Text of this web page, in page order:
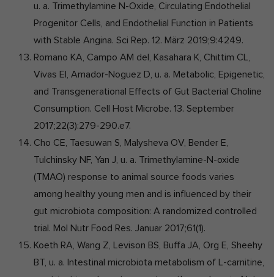
u. a. Trimethylamine N-Oxide, Circulating Endothelial
Progenitor Cells, and Endothelial Function in Patients
with Stable Angina. Sci Rep. 12. März 2019;9:4249.
Romano KA, Campo AM del, Kasahara K, Chittim CL,
Vivas EI, Amador-Noguez D, u. a. Metabolic, Epigenetic,
and Transgenerational Effects of Gut Bacterial Choline
Consumption. Cell Host Microbe. 13. September
2017;22(3):279-290.e7.
Cho CE, Taesuwan S, Malysheva OV, Bender E,
Tulchinsky NF, Yan J, u. a. Trimethylamine-N-oxide
(TMAO) response to animal source foods varies
among healthy young men and is influenced by their
gut microbiota composition: A randomized controlled
trial. Mol Nutr Food Res. Januar 2017;61(1).
Koeth RA, Wang Z, Levison BS, Buffa JA, Org E, Sheehy
BT, u. a. Intestinal microbiota metabolism of L-carnitine,